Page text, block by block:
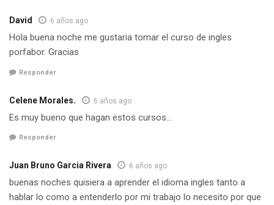
David 6 años ago
Hola buena noche me gustaria tomar el curso de ingles
porfabor. Gracias
Responder
Celene Morales. 6 años ago
Es muy bueno que hagan estos cursos…
Responder
Juan Bruno Garcia Rivera 6 años ago
buenas noches quisiera a aprender el idioma ingles tanto a
hablar lo como a entenderlo por mi trabajo lo necesito por que